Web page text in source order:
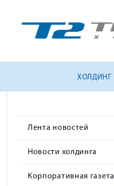
ХОЛДИНГ
Лента новостей
Новости холдинга
Корпоративная газета